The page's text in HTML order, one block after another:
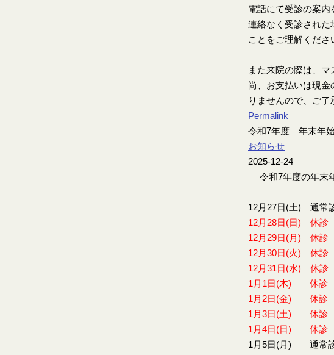
電話にて受診の案内
連絡なく受診された
ことをご理解くださ
また来院の際は、マ
尚、お支払いは現
りませんので、ご了
Permalink
令和7年度 年末年
お知らせ
2025-12-24
令和7年度の年末
12月27日(土) 通常
12月28日(日) 休診
12月29日(月) 休診
12月30日(火) 休診
12月31日(水) 休診
1月1日(木) 休診
1月2日(金) 休診
1月3日(土) 休診
1月4日(日) 休診
1月5日(月) 通常